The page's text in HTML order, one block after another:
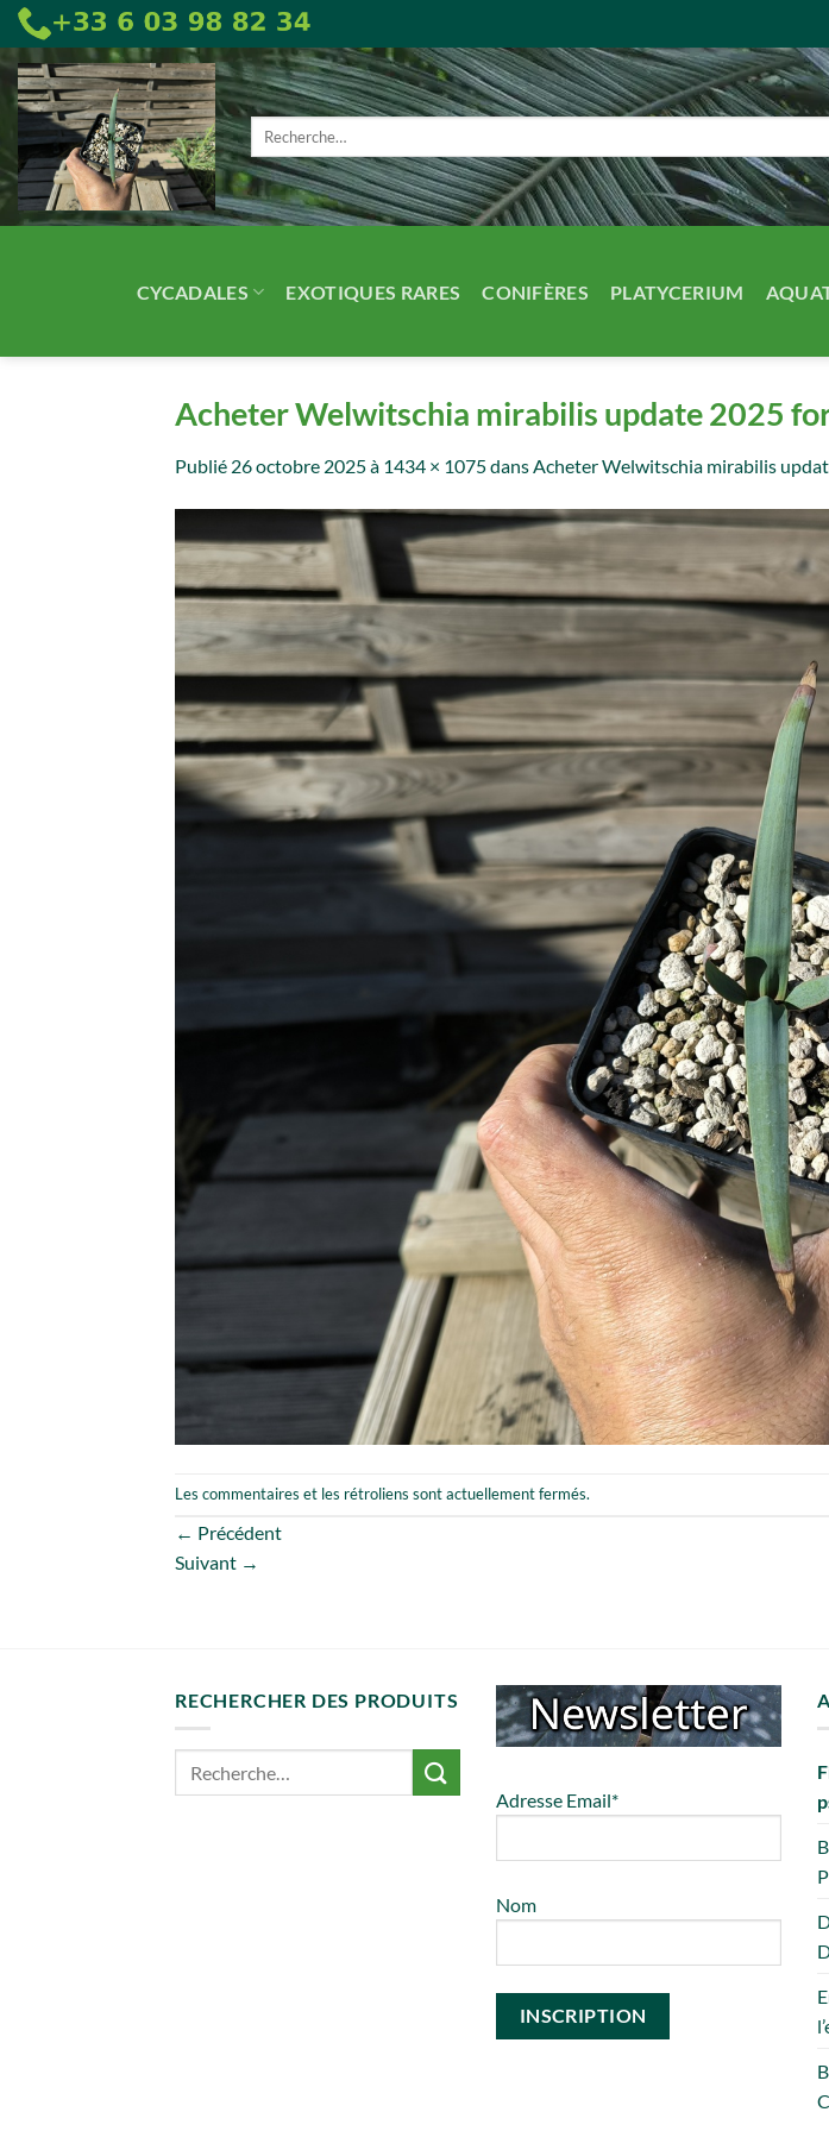
Passer
au
contenu
Recherche
pour :
CYCADALES EXOTIQUES RARES CONIFÈRES PLATYCERIUM
Acheter Welwitschia mirabilis update 2025
Publié 26 octobre 2025à 1434 × 1075dans Acheter Welwitschia mirabilis
Les commentaires et les rétroliens sont actuellement fermés.
← Précédent
Suivant →
RECHERCHER DES PRODUITS
Adresse Email*
Nom